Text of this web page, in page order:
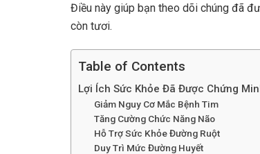
Điều này giúp bạn theo dõi chúng đã
còn tươi.
Table of Contents
Lợi Ích Sức Khỏe Đã Được Chứng
Giảm Nguy Cơ Mắc Bệnh Tim
Tăng Cường Chức Năng Não
Hỗ Trợ Sức Khỏe Đường Ruột
Duy Trì Mức Đường Huyết